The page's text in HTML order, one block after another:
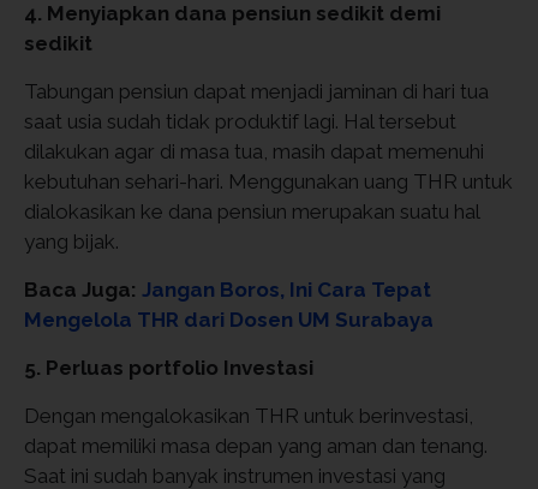
4. Menyiapkan dana pensiun sedikit demi
sedikit
Tabungan pensiun dapat menjadi jaminan di hari tua
saat usia sudah tidak produktif lagi. Hal tersebut
dilakukan agar di masa tua, masih dapat memenuhi
kebutuhan sehari-hari. Menggunakan uang THR untuk
dialokasikan ke dana pensiun merupakan suatu hal
yang bijak.
Baca Juga: Jangan Boros, Ini Cara Tepat
Mengelola THR dari Dosen UM Surabaya
5. Perluas portfolio Investasi
Dengan mengalokasikan THR untuk berinvestasi,
dapat memiliki masa depan yang aman dan tenang.
Saat ini sudah banyak instrumen investasi yang